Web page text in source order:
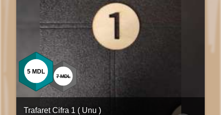
Trafaret Cifra 1 ( Unu )
5 MDL
7 MDL